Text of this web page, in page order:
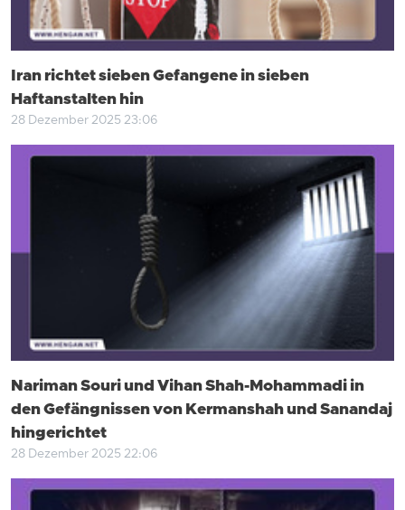
Iran richtet sieben Gefangene in sieben
Haftanstalten hin
28 Dezember 2025 23:06
Nariman Souri und Vihan Shah-Mohammadi in
den Gefängnissen von Kermanshah und Sanandaj
hingerichtet
28 Dezember 2025 22:06